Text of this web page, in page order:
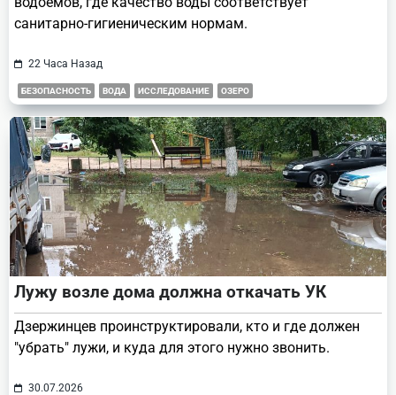
санитарно-гигиеническим нормам.
22 Часа Назад
БЕЗОПАСНОСТЬ ВОДА ИССЛЕДОВАНИЕ ОЗЕРО
Лужу возле дома должна откачать УК
Дзержинцев проинструктировали, кто и где должен
"убрать" лужи, и куда для этого нужно звонить.
30.07.2026